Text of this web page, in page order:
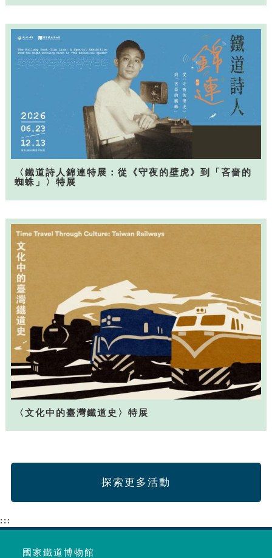
〈鐵道詩人錦連特展：從《守夜的壁虎》到「吝嗇的
蜘蛛」〉特展
〈文化中的臺灣鐵道史〉特展
探索更多活動
:::
國家鐵道博物館